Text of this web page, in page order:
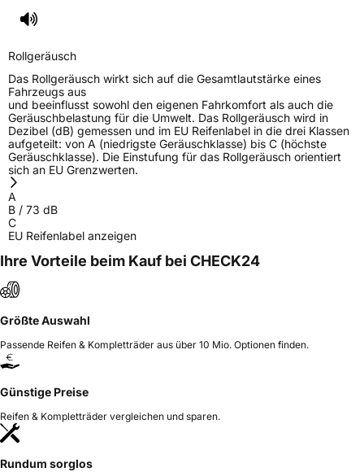
Rollgeräusch
Das Rollgeräusch wirkt sich auf die Gesamtlautstärke eines
Fahrzeugs aus
und beeinflusst sowohl den eigenen Fahrkomfort als auch die
Geräuschbelastung für die Umwelt. Das Rollgeräusch wird in
Dezibel (dB) gemessen und im EU Reifenlabel in die drei Klassen
aufgeteilt: von A (niedrigste Geräuschklasse) bis C (höchste
Geräuschklasse). Die Einstufung für das Rollgeräusch orientiert
sich an EU Grenzwerten.
A
B / 73 dB
C
EU Reifenlabel anzeigen
Ihre Vorteile beim Kauf bei CHECK24
Größte Auswahl
Passende Reifen & Kompletträder aus über 10 Mio. Optionen finden.
Günstige Preise
Reifen & Kompletträder vergleichen und sparen.
Rundum sorglos